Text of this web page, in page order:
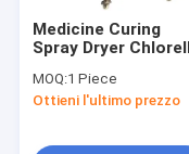
Medicine Curing
Spray Dryer
Centrifugal Spray
Drying Machine
MOQ:1 Piece
Ottieni l'ultimo prezzo